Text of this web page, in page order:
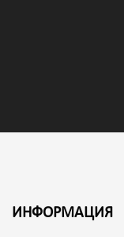
ИНФОРМАЦИЯ